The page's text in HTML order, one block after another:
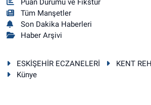
Tüm Manşetler
Son Dakika Haberleri
Haber Arşivi
ESKİŞEHİR ECZANELERİ KENT
Künye